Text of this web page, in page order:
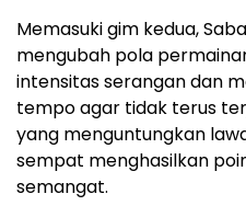
Memasuki gim kedua,
mengubah pola
intensitas serangan dan
tempo agar tidak terus
yang menguntungkan
sempat menghasilkan
semangat.